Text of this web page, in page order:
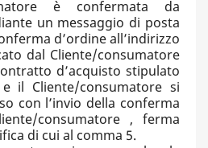
è confermata da
un messaggio di posta
d’ordine all’indirizzo
dal Cliente/consumatore
d’acquisto stipulato
e il Cliente/consumatore si
con l’invio della conferma
consumatore , ferma
di cui al comma 5.